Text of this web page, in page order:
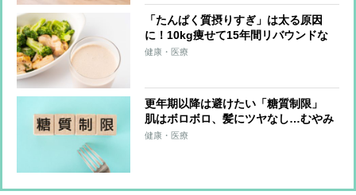
「たんぱく質摂りすぎ」は太る原因
に！10kg痩せて15年間リバウンドな
しの管理栄養士が語る
健康・医療
更年期以降は避けたい「糖質制限」
肌はボロボロ、髪にツヤなし…むやみ
にやると“老け”のもとに
健康・医療